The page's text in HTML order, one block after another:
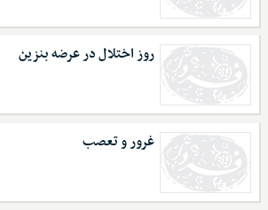
روز اختلال در عرضه بنزین
غرور و تعصب